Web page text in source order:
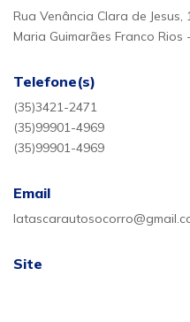
Rua Venância Clara de Jesus,
Maria Guimarães Franco Rios
Telefone(s)
(35)3421-2471
(35)99901-4969
(35)99901-4969
Email
Site